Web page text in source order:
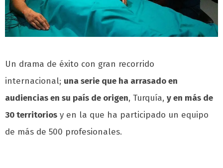
Un drama de éxito con gran recorrido
internacional; una serie que ha arrasado en
audiencias en su país de origen, Turquía, y en más de
30 territorios y en la que ha participado un equipo
de más de 500 profesionales.